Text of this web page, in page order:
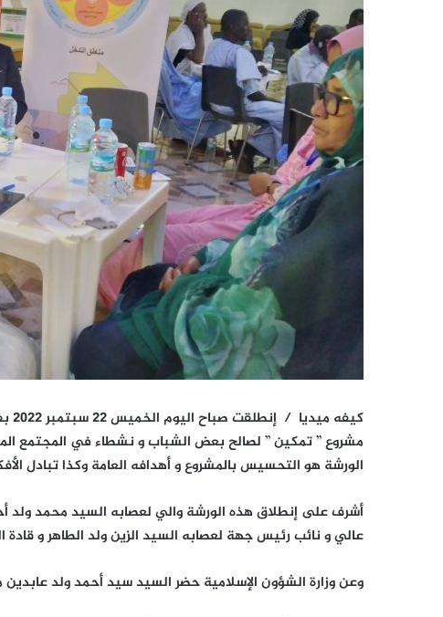
كيفه ميديا /
مشروع ” تمكين ” لصالح بعض الشباب و نشطاء في المجتمع
الورشة هو التحسيس بالمشروع و أهدافه العامة وكذا تبادل
أشرف على إنطلاق هذه الورشة والي لعصابه السيد محمد ولد
عالي و نائب رئيس جهة لعصابه السيد الزين ولد الطاهر و قادة
وعن وزارة الشؤون الإسلامية حضر السيد سيد أحمد ولد عابدين